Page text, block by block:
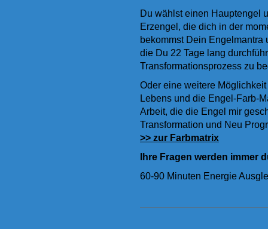
Du wählst einen Hauptengel
Erzengel, die dich in der
bekommst Dein
die Du 22 Tage lang
Transformationsprozess zu
Oder eine weitere
Lebens und die Engel-Farb-
Arbeit, die die Engel mir
Transformation und Neu
>> zur Farbmatrix
Ihre Fragen werden immer
60-90 Minuten Energie